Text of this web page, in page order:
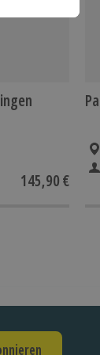
145,90 €